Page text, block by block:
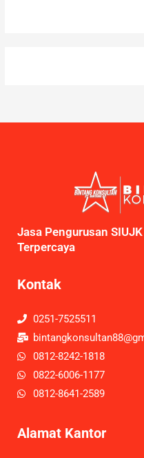
Jasa Pengurusan
Terpercaya
Kontak
0251-7525511
0812-8242-1818
0822-6006-1177
0812-8641-2589
Alamat Kantor